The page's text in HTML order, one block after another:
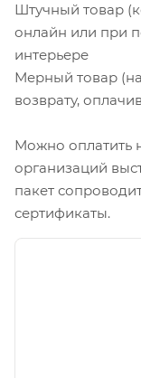
Штучный товар
онлайн или при
интерьере
Мерный товар
возврату,
Можно оплатить
организаций
пакет
сертификаты.